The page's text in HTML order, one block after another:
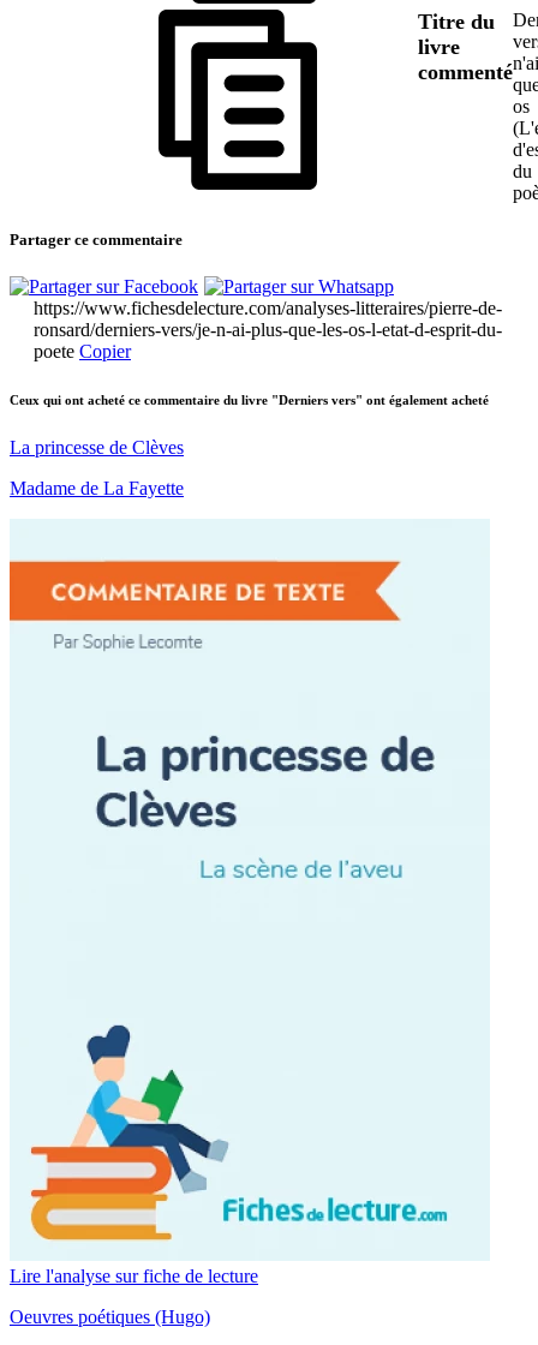
Titre du
livre
commenté
os
du
Partager ce commentaire
https://www.fichesdelecture.com/analyses-litteraires/pierre-de-
ronsard/derniers-vers/je-n-ai-plus-que-les-os-l-etat-d-esprit-du-
poete Copier
Ceux qui ont acheté ce commentaire du livre "Derniers vers" ont également acheté
La princesse de Clèves
Madame de La Fayette
Lire l'analyse sur fiche de lecture
Oeuvres poétiques (Hugo)